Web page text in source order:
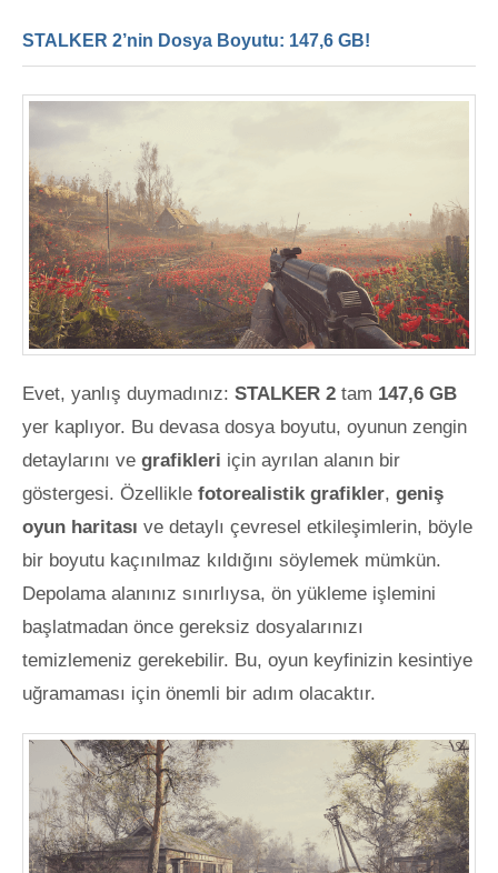
STALKER 2’nin Dosya Boyutu: 147,6 GB!
Evet, yanlış duymadınız: STALKER 2 tam 147,6 GB
yer kaplıyor. Bu devasa dosya boyutu, oyunun zengin
detaylarını ve grafikleri için ayrılan alanın bir
göstergesi. Özellikle fotorealistik grafikler, geniş
oyun haritası ve detaylı çevresel etkileşimlerin, böyle
bir boyutu kaçınılmaz kıldığını söylemek mümkün.
Depolama alanınız sınırlıysa, ön yükleme işlemini
başlatmadan önce gereksiz dosyalarınızı
temizlemeniz gerekebilir. Bu, oyun keyfinizin kesintiye
uğramaması için önemli bir adım olacaktır.